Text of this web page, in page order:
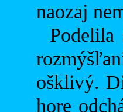
naozaj
ošklivý.
hore